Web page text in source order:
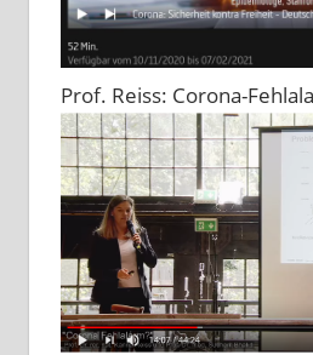
Prof. Reiss: Corona-